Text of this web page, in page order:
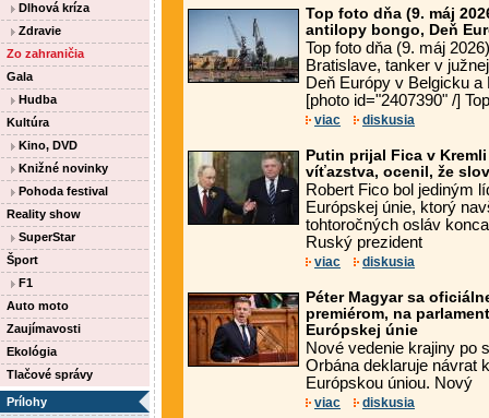
Dlhová kríza
Zdravie
Zo zahraničia
Gala
Hudba
Kultúra
Kino, DVD
Knižné novinky
Pohoda festival
Reality show
SuperStar
Šport
F1
Auto moto
Zaujímavosti
Ekológia
Tlačové správy
Prílohy
Top foto dňa (9. máj
antilopy bongo, Deň
Top foto dňa (9. máj
Bratislave, tanker v
Deň Európy v Belgicku
[photo id="2407390" /]
viac diskusia
Putin prijal Fica v
víťazstva, ocenil, že
Robert Fico bol jediným
Európskej únie, ktorý
tohtoročných osláv
Ruský prezident
viac diskusia
Péter Magyar sa
premiérom, na
Európskej únie
Nové vedenie krajiny po
Orbána deklaruje návrat
Európskou úniou. Nový
viac diskusia